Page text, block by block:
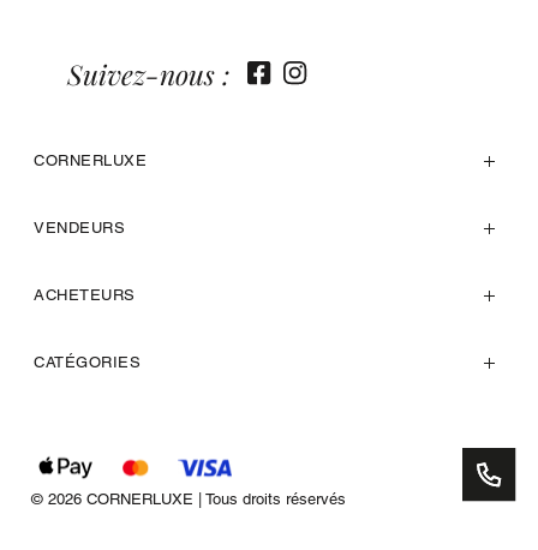
CORNERLUXE
VENDEURS
ACHETEURS
CATÉGORIES
Suivez-nous :
© 2026 CORNERLUXE | Tous droits réservés